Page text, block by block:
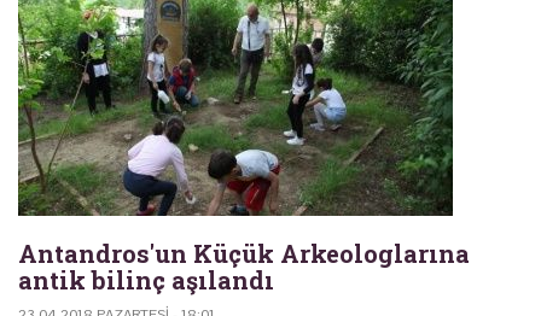
Antandros'un Küçük Arkeologlarına
antik bilinç aşılandı